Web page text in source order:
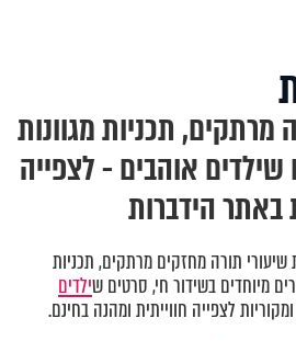
מרתקים, תכניות מגוונות
אוהבים - לצפייה
באתר הידברות
שיעורי תורה מחזקים מרתקים, תכניות
מיוחדים בשידור חי, סרטים שילדים
לצפייה חווייתית ומהנה בחינם.